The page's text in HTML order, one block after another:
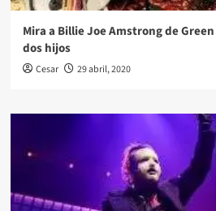
Mira a Billie Joe Amstrong de
dos hijos
Cesar 29 abril, 2020